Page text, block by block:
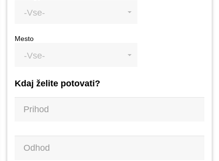
-Vse-
Mesto
-Vse-
Kdaj želite potovati?